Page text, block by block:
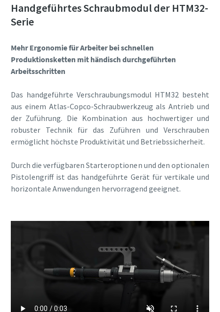
Handgeführtes Schraubmodul der HTM32-
Serie
Mehr Ergonomie für Arbeiter bei schnellen
Produktionsketten mit händisch durchgeführten
Arbeitsschritten
Das handgeführte Verschraubungsmodul HTM32 besteht
aus einem Atlas-Copco-Schraubwerkzeug als Antrieb und
der Zuführung. Die Kombination aus hochwertiger und
robuster Technik für das Zuführen und Verschrauben
ermöglicht höchste Produktivität und Betriebssicherheit.
Durch die verfügbaren Starteroptionen und den optionalen
Pistolengriff ist das handgeführte Gerät für vertikale und
horizontale Anwendungen hervorragend geeignet.